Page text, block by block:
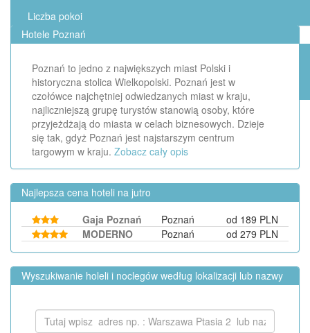
Liczba pokoi
Hotele Poznań
Poznań to jedno z największych miast Polski i
historyczna stolica Wielkopolski. Poznań jest w
czołówce najchętniej odwiedzanych miast w kraju,
najliczniejszą grupę turystów stanowią osoby, które
przyjeżdżają do miasta w celach biznesowych. Dzieje
się tak, gdyż Poznań jest najstarszym centrum
targowym w kraju. Zobacz cały opis
Najlepsza cena hoteli na jutro
Gaja Poznań
Poznań
od 189 PLN
MODERNO
Poznań od 279 PLN
Wyszukiwanie holeli i noclegów według lokalizacji lub nazwy